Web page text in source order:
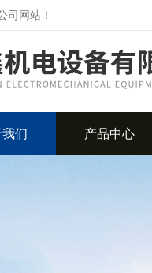
司网站！
们 产品中心